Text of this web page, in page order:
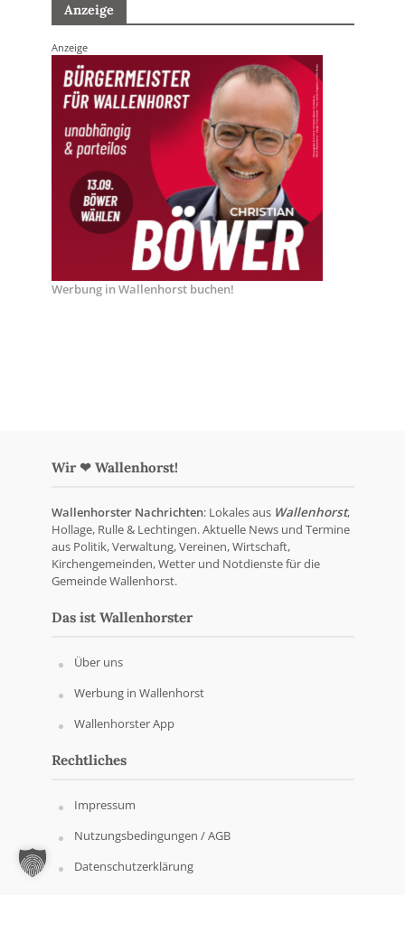
Anzeige
Anzeige
Werbung in Wallenhorst buchen!
Wir ❤ Wallenhorst!
Wallenhorster Nachrichten: Lokales aus Wallenhorst,
Hollage, Rulle & Lechtingen. Aktuelle News und Termine
aus Politik, Verwaltung, Vereinen, Wirtschaft,
Kirchengemeinden, Wetter und Notdienste für die
Gemeinde Wallenhorst.
Das ist Wallenhorster
Über uns
Werbung in Wallenhorst
Wallenhorster App
Rechtliches
Impressum
Nutzungsbedingungen / AGB
Datenschutzerklärung